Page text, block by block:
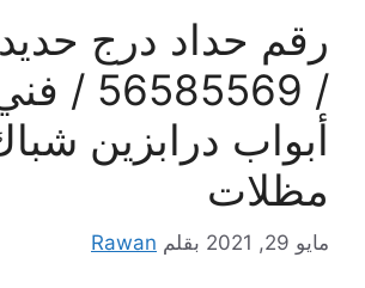
رقم حداد درج
/
أبواب درابزين
مظلات
مايو 29, 2021 بقلم Rawan